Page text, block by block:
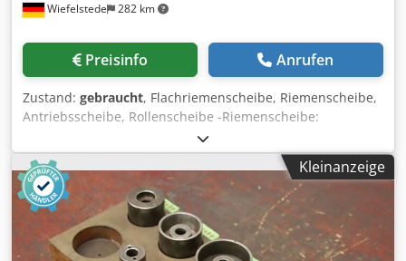
Wiefelstede 282 km
Preisinfo Anrufen
Zustand: gebraucht, Flachriemenscheibe, Riemenscheibe,
Antriebsscheibe, Rollenscheibe -Riemenscheibe:
Flachriemenscheibe Material Aluguss Ø 290 mm -Breite
200 mm -Aufnahme: Ø 60 x 120 mm -Lochkreis: Ø 80 mmm
M6 -Abmessungen: Ø 290 x 200 mm Cjdjnch Iuspfx Am
Tsha -Gewicht: 6,3 kg
Kleinanzeige